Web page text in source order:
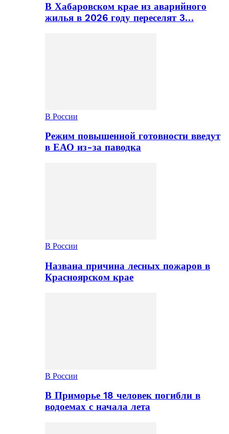
В Хабаровском крае из аварийного
жилья в 2026 году переселят 3…
В России
Режим повышенной готовности введут
в ЕАО из-за паводка
В России
Названа причина лесных пожаров в
Красноярском крае
В России
В Приморье 18 человек погибли в
водоемах с начала лета